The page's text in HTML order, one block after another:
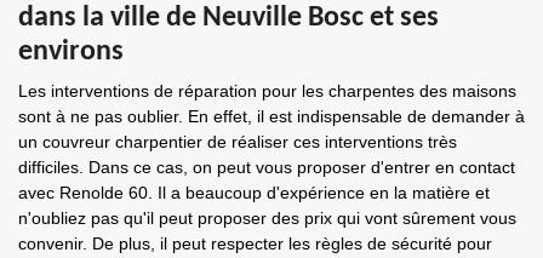
dans la ville de Neuville Bosc et ses
environs
Les interventions de réparation pour les charpentes des maisons
sont à ne pas oublier. En effet, il est indispensable de demander à
un couvreur charpentier de réaliser ces interventions très
difficiles. Dans ce cas, on peut vous proposer d'entrer en contact
avec Renolde 60. Il a beaucoup d'expérience en la matière et
n'oubliez pas qu'il peut proposer des prix qui vont sûrement vous
convenir. De plus, il peut respecter les règles de sécurité pour